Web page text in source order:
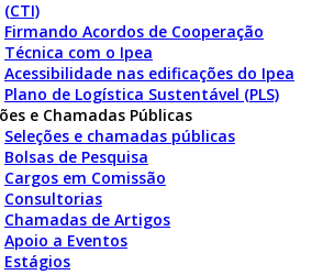
(CTI)
Firmando Acordos de Cooperação
Técnica com o Ipea
Acessibilidade nas edificações do Ipea
Plano de Logística Sustentável (PLS)
e Chamadas Públicas
Seleções e chamadas públicas
Bolsas de Pesquisa
Cargos em Comissão
Consultorias
Chamadas de Artigos
Apoio a Eventos
Estágios